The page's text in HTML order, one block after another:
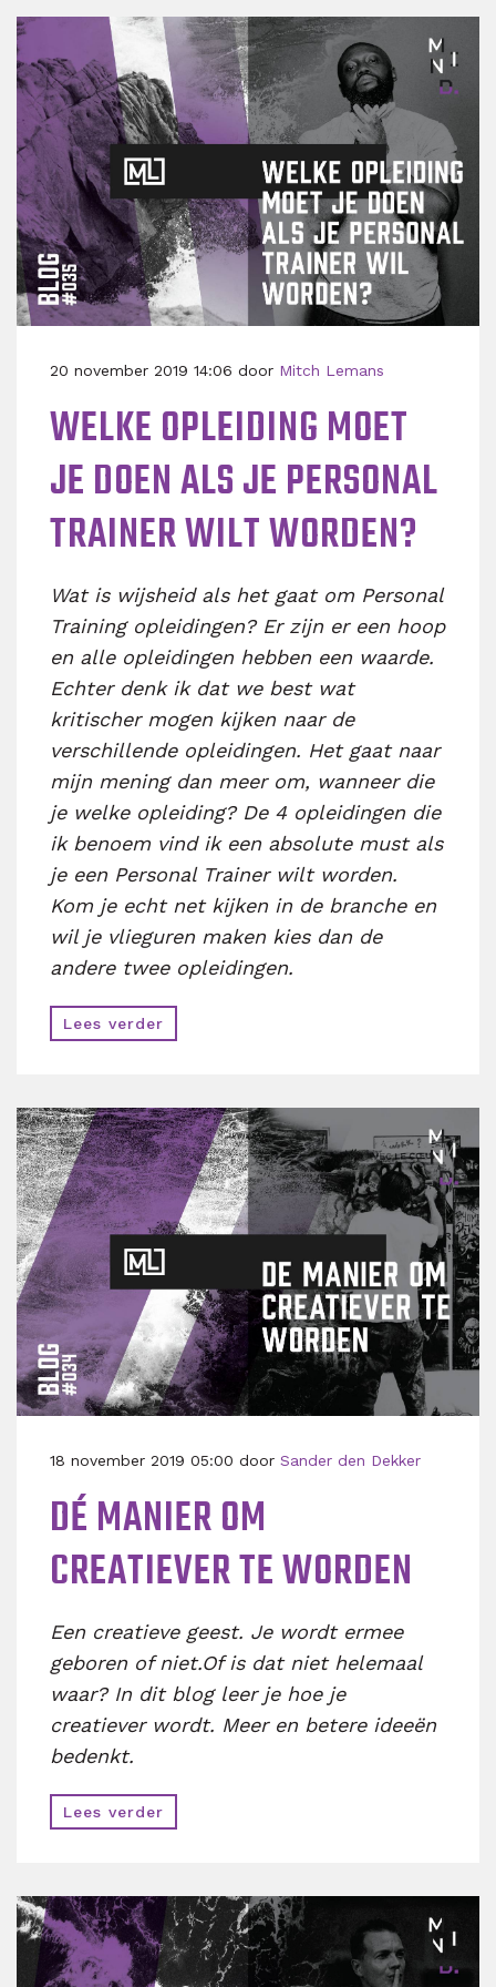
20 november 2019 14:06 door Mitch Lemans
WELKE OPLEIDING MOET
JE DOEN ALS JE PERSONAL
TRAINER WILT WORDEN?
Wat is wijsheid als het gaat om Personal
Training opleidingen? Er zijn er een hoop
en alle opleidingen hebben een waarde.
Echter denk ik dat we best wat
kritischer mogen kijken naar de
verschillende opleidingen. Het gaat naar
mijn mening dan meer om, wanneer die
je welke opleiding? De 4 opleidingen die
ik benoem vind ik een absolute must als
je een Personal Trainer wilt worden.
Kom je echt net kijken in de branche en
wil je vlieguren maken kies dan de
andere twee opleidingen.
Lees verder
18 november 2019 05:00 door Sander den Dekker
DÉ MANIER OM
CREATIEVER TE WORDEN
Een creatieve geest. Je wordt ermee
geboren of niet.Of is dat niet helemaal
waar? In dit blog leer je hoe je
creatiever wordt. Meer en betere ideeën
bedenkt.
Lees verder